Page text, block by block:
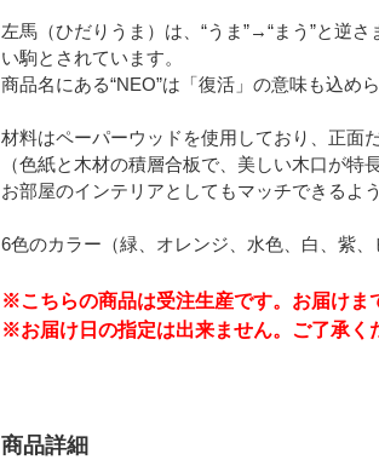
左馬（ひだりうま）は、“うま”→“まう”と逆
い駒とされています。
商品名にある“NEO”は「復活」の意味も込め
材料はペーパーウッドを使用しており、正面
（色紙と木材の積層合板で、美しい木口が特
お部屋のインテリアとしてもマッチできるよ
6色のカラー（緑、オレンジ、水色、白、紫、
※こちらの商品は受注生産です。お届けま
※お届け日の指定は出来ません。ご了承く
商品詳細